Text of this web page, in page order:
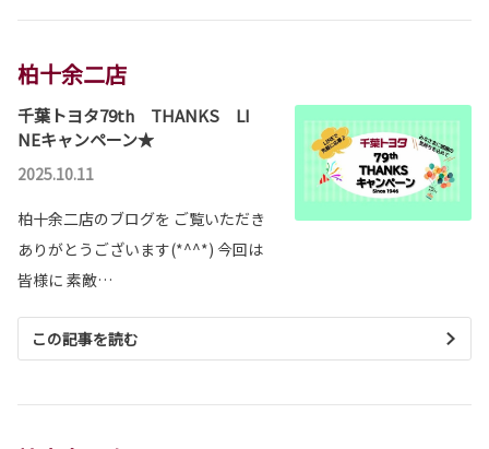
柏十余二店
千葉トヨタ79th THANKS LI
NEキャンペーン★
2025.10.11
柏十余二店のブログを ご覧いただき
ありがとうございます(*^^*) 今回は
皆様に 素敵…
この記事を読む